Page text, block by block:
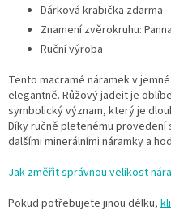
Dárková krabička zdarma
Znamení zvěrokruhu:
Ruční výroba
Tento macramé náramek v
elegantně. Růžový jadeit je
symbolický význam, který je
Díky ručně pletenému provedení
dalšími minerálními náramky a
Jak změřit správnou velikost
Pokud potřebujete jinou délku,